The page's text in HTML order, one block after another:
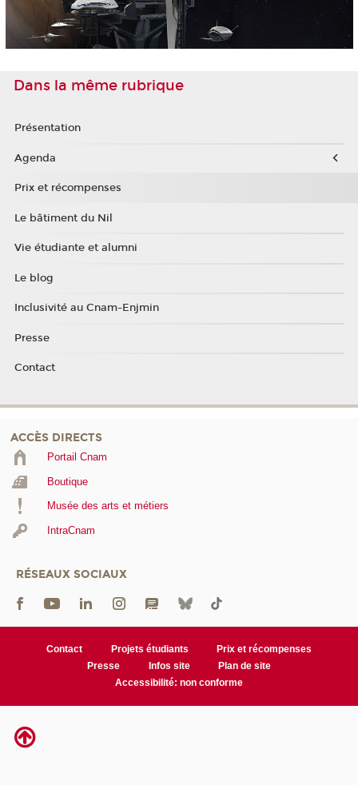
Dans la même rubrique
Présentation
Agenda
Prix et récompenses
Le bâtiment du Nil
Vie étudiante et alumni
Le blog
Inclusivité au Cnam-Enjmin
Presse
Contact
ACCÈS DIRECTS
Portail Cnam
Boutique
Musée des arts et métiers
IntraCnam
RÉSEAUX SOCIAUX
Contact Projets étudiants
Prix et récompenses
Presse
Infos site
Plan de site
Accessibilité: non conforme